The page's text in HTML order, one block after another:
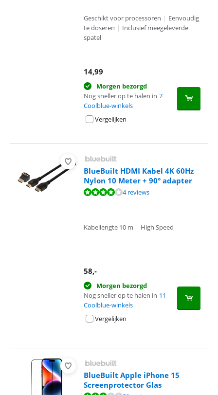
Geschikt voor processoren | Eenvoudig
te doseren | Inclusief meegeleverde
spatel
14,99
Morgen bezorgd
Nog sneller op te halen in 7
Coolblue-winkels
Vergelijken
BlueBuilt HDMI Kabel 4K 60Hz
Nylon 10 Meter + 90° adapter
Beoordeling is 8,0 van de 10, gebaseerd op 4 reviews.
4 reviews
Kabellengte 10 m | High Speed
58,-
Morgen bezorgd
Nog sneller op te halen in 11
Coolblue-winkels
Vergelijken
BlueBuilt Apple iPhone 15
Screenprotector Glas